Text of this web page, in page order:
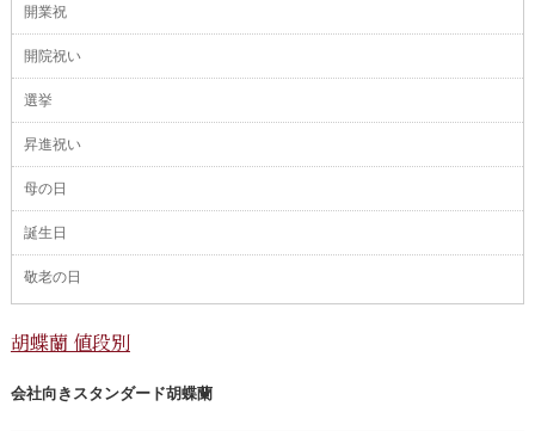
開業祝
開院祝い
選挙
昇進祝い
母の日
誕生日
敬老の日
胡蝶蘭 値段別
会社向きスタンダード胡蝶蘭